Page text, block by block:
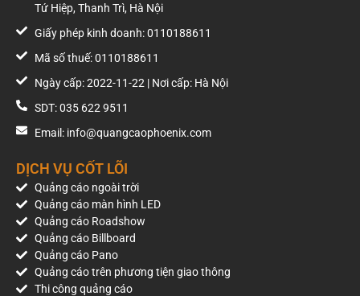
Tứ Hiệp, Thanh Trì, Hà Nội
Giấy phép kinh doanh: 0110188611
Mã số thuế: 0110188611
Ngày cấp: 2022-11-22 | Nơi cấp: Hà Nội
SDT: 035 622 9511
Email: info@quangcaophoenix.com
DỊCH VỤ CỐT LÕI
Quảng cáo ngoài trời
Quảng cáo màn hình LED
Quảng cáo Roadshow
Quảng cáo Billboard
Quảng cáo Pano
Quảng cáo trên phương tiện giao thông
Thi công quảng cáo